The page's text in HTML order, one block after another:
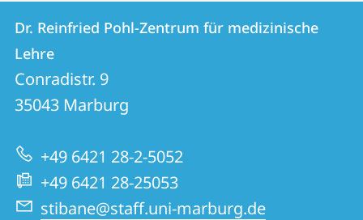
Kontakt
und
Informationen
zur
Website
Kontaktinformationen
Dr.
Reinfried
Pohl-
für
medizinische
Lehre
Dr. Reinfried Pohl-Zentrum für medizinische
Lehre
Conradistr. 9
35043 Marburg
+49 6421 28-2-5052
+49 6421 28-25053
stibane@staff.uni-marburg.de